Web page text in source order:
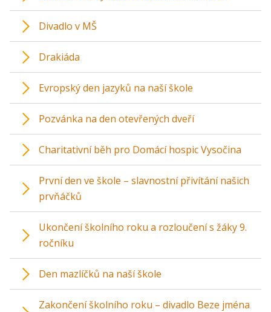
Divadlo v MŠ
Drakiáda
Evropský den jazyků na naší škole
Pozvánka na den otevřených dveří
Charitativní běh pro Domácí hospic Vysočina
První den ve škole – slavnostní přivítání našich
prvňáčků
Ukončení školního roku a rozloučení s žáky 9.
ročníku
Den mazlíčků na naší škole
Zakončení školního roku – divadlo Beze jména